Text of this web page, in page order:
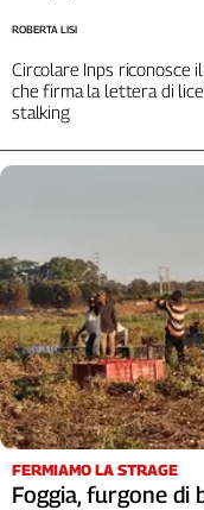
Circolare Inps riconosce
che firma la lettera di
stalking
ROBERTA LISI
FERMIAMO LA STRAGE
Foggia, furgone